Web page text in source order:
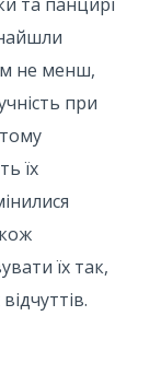
не менш,
при
їх
їх так,